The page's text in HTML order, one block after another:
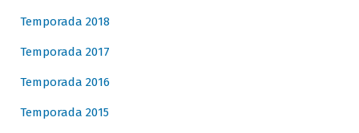
Temporada 2018
Temporada 2017
Temporada 2016
Temporada 2015